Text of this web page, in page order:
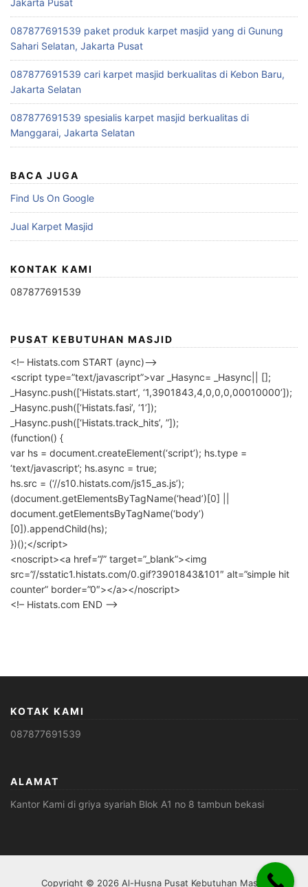
087877691539 paket produk karpet masjid yang di Gunung
Sahari Selatan, Jakarta Pusat
087877691539 cari karpet masjid berkualitas di Kebon Baru,
Jakarta Selatan
087877691539 spesialis karpet masjid berkualitas di
Manggarai, Jakarta Selatan
BACA JUGA
Find Us On Google
Jual Karpet Masjid
KONTAK KAMI
087877691539
PUSAT KEBUTUHAN MASJID
<!– Histats.com START (aync)–>
<script type=”text/javascript”>var _Hasync= _Hasync|| [];
_Hasync.push([‘Histats.start’, ‘1,3901843,4,0,0,0,00010000’]);
_Hasync.push([‘Histats.fasi’, ‘1’]);
_Hasync.push([‘Histats.track_hits’, ”]);
(function() {
var hs = document.createElement(‘script’); hs.type =
‘text/javascript’; hs.async = true;
hs.src = (‘//s10.histats.com/js15_as.js’);
(document.getElementsByTagName(‘head’)[0] ||
document.getElementsByTagName(‘body’)
[0]).appendChild(hs);
})();</script>
<noscript><a href=”/” target=”_blank”><img
src=”//sstatic1.histats.com/0.gif?3901843&101″ alt=”simple hit
counter” border=”0″></a></noscript>
<!– Histats.com END –>
KOTAK KAMI
087877691539
ALAMAT
Kantor Kami di griya syariah Blok A1 no 8 tambun bekasi
Copyright © 2026 Al-Husna Pusat Kebutuhan Masjid